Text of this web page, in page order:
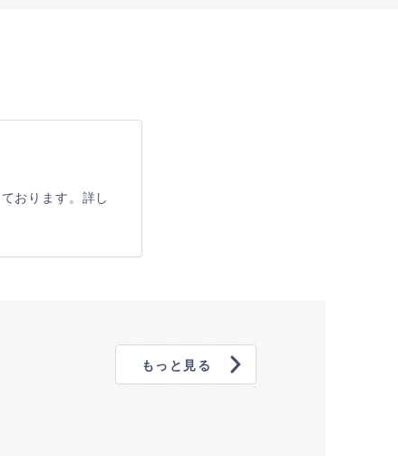
おります。詳し
もっと見る